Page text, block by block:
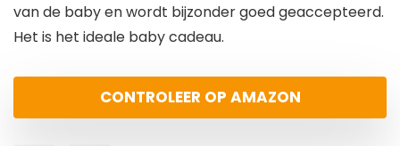
van de baby en wordt bijzonder goed geaccepteerd.
Het is het ideale baby cadeau.
CONTROLEER OP AMAZON